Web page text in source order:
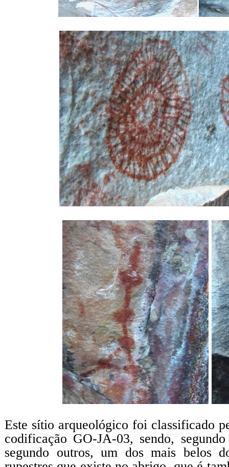
Este sítio arqueológico foi classificado
codificação GO-JA-03, sendo,
segundo outros, um dos mais belos